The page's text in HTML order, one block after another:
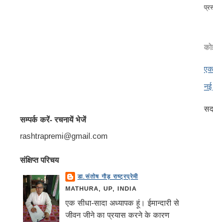
सम्पर्क करें- रचनायें भेजें
rashtrapremi@gmail.com
संक्षिप्त परिचय
डा.संतोष गौड़ राष्ट्रप्रेमी
MATHURA, UP, INDIA
एक सीधा-सादा अध्यापक हूं। ईमान्दारी से
जीवन जीने का प्रयास करने के कारण
नई